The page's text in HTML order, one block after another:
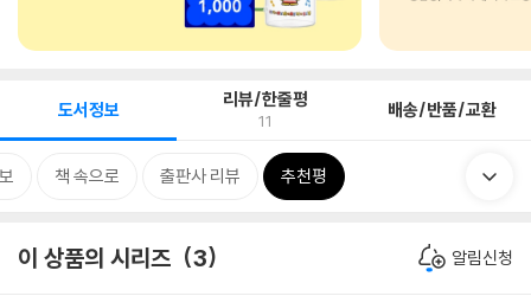
도서정보 리뷰/한줄평
11 배송/반품/교환
책 속으로 출판사 리뷰 추천평
이 상품의 시리즈 3 알림신청